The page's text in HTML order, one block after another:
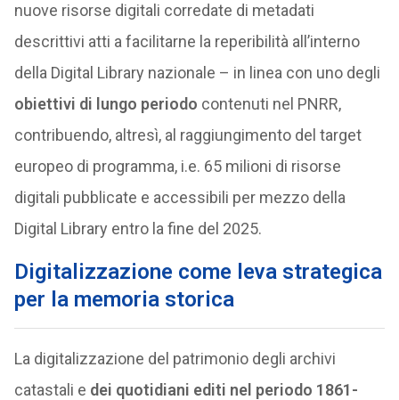
nuove risorse digitali corredate di metadati
descrittivi atti a facilitarne la reperibilità all’interno
della Digital Library nazionale – in linea con uno degli
obiettivi di lungo periodo contenuti nel PNRR,
contribuendo, altresì, al raggiungimento del target
europeo di programma, i.e. 65 milioni di risorse
digitali pubblicate e accessibili per mezzo della
Digital Library entro la fine del 2025.
Digitalizzazione come leva strategica
per la memoria storica
La digitalizzazione del patrimonio degli archivi
catastali e dei quotidiani editi nel periodo 1861-